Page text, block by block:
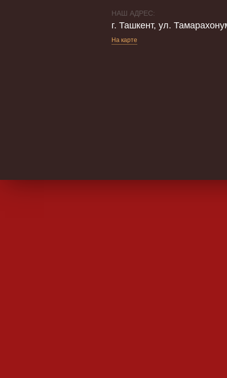
НАШ АДРЕС:
г. Ташкент, ул.
На карте